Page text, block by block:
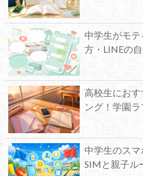
中学生がモ
方・LINEの
高校生にお
ング！学園
中学生のス
SIMと親子ル